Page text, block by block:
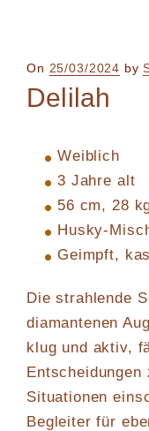
On Posted
on
25/03/2024 by
Delilah
Weiblich
3 Jahre alt
56 cm, 28
Husky-
Geimpft,
Die strahlende
diamantenen
klug und aktiv,
Situationen
Begleiter für